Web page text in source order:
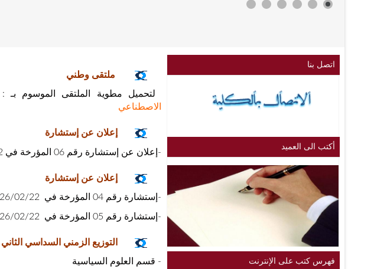
اتصل بنا
أكتب الى العميد
فهرس كتب على الإنترنت
ملتقى وطني
لتحميل مطوية الملتقى الموسوم بـ :
الاصطناعي
إعلان عن إستشارة
-إعلان عن إستشارة رقم 06 المؤرخة في 2026/03/02
إعلان عن إستشارة
-إستشارة رقم 04 المؤرخة في 2026/02/22
-إستشارة رقم 05 المؤرخة في 2026/02/22
التوزيع الزمني السداسي الثاني 2025-2026
- قسم العلوم السياسية